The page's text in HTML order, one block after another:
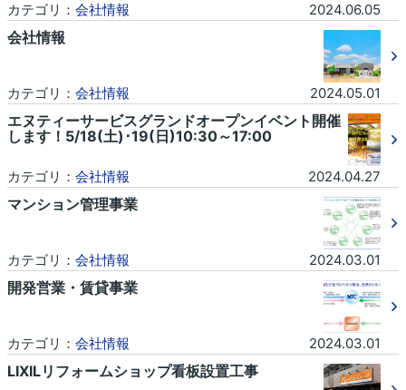
カテゴリ： 会社情報 2024.06.05
会社情報
カテゴリ： 会社情報 2024.05.01
エヌティーサービスグランドオープンイベント開催
します！5/18(土)･19(日)10:30～17:00
カテゴリ： 会社情報 2024.04.27
マンション管理事業
カテゴリ： 会社情報 2024.03.01
開発営業・賃貸事業
カテゴリ： 会社情報 2024.03.01
LIXILリフォームショップ看板設置工事